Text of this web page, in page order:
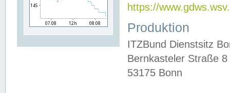
https://
Produktion
ITZBund Dienstsitz
Bernkasteler Straße 8
53175 Bonn